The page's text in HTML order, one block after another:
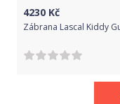
4230 Kč